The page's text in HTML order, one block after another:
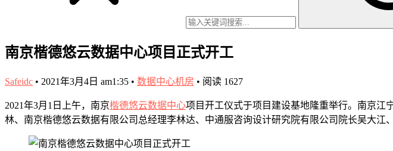
南京楷德悠云数据中心项目正式开工
Safeidc • 2021年3月4日 am1:35 • 数据中心机房 • 阅读 1627
2021年3月1日上午，南京楷德悠云数据中心项目开工仪式于项目建设基地隆重举行。南京江
林、南京楷德悠云数据有限公司总经理李林达、中通服咨询设计研究院有限公司院长吴大